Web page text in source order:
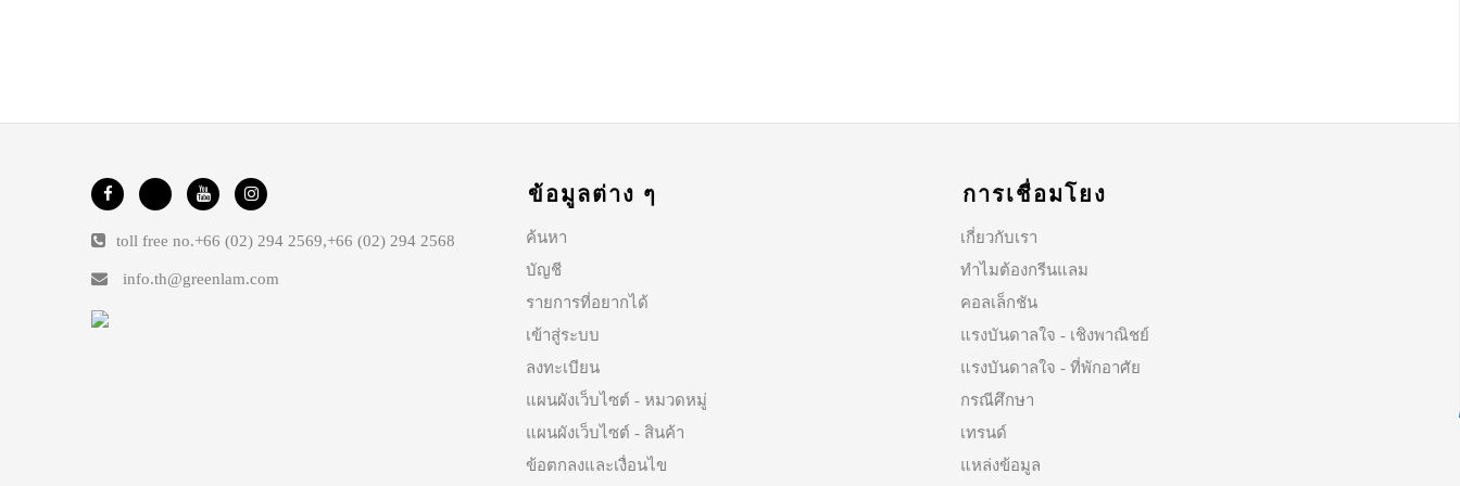
toll free no.+66 (02) 294 2569,+66 (02) 294 2568
info.th@greenlam.com
ข้อมูลต่าง ๆ
ค้นหา
บัญชี
รายการที่อยากได้
เข้าสู่ระบบ
ลงทะเบียน
แผนผังเว็บไซต์ - หมวดหมู่
แผนผังเว็บไซต์ - สินค้า
ข้อตกลงและเงื่อนไข
การเชื่อมโยง
เกี่ยวกับเรา
ทำไมต้องกรีนแลม
คอลเล็กชัน
แรงบันดาลใจ - เชิงพาณิชย์
แรงบันดาลใจ - ที่พักอาศัย
กรณีศึกษา
เทรนด์
แหล่งข้อมูล